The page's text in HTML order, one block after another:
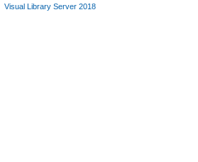
Visual Library Server 2018